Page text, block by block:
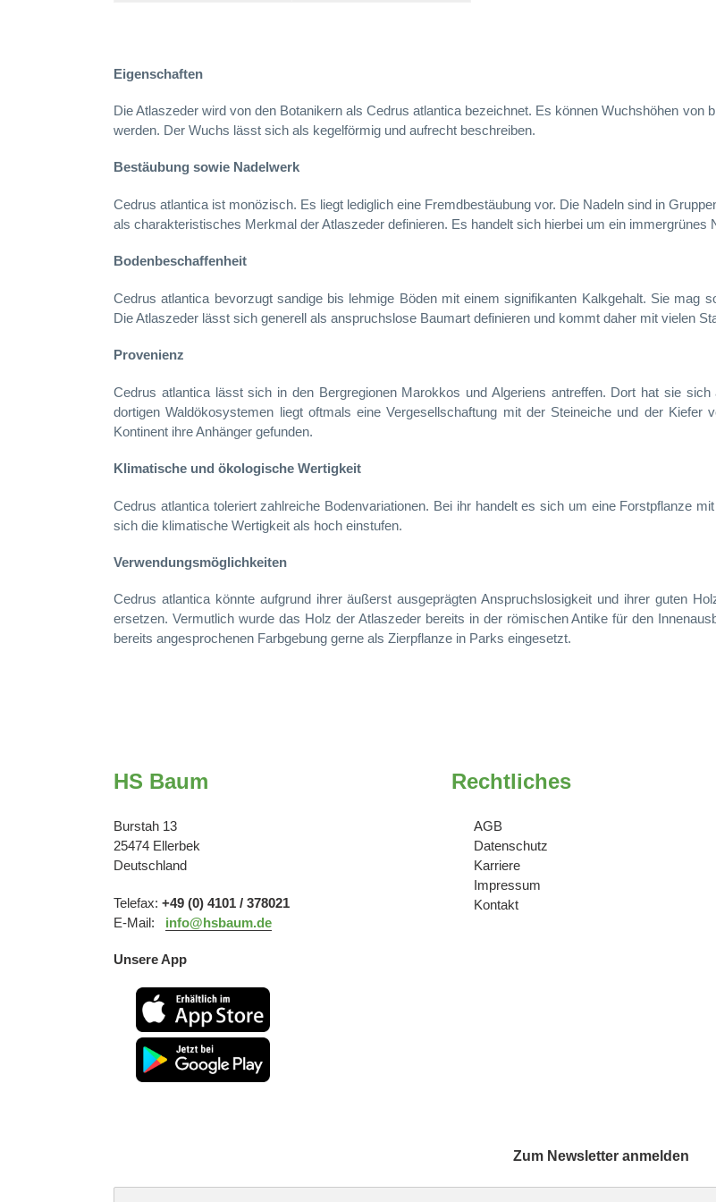
Eigenschaften
Die Atlaszeder wird von den Botanikern als Cedrus atlantica bezeichnet. Es können Wuchshöhen
werden. Der Wuchs lässt sich als kegelförmig und aufrecht beschreiben.
Bestäubung sowie Nadelwerk
Cedrus atlantica ist monözisch. Es liegt lediglich eine Fremdbestäubung vor. Die Nadeln sind in
als charakteristisches Merkmal der Atlaszeder definieren. Es handelt sich hierbei um ein immergrünes
Bodenbeschaffenheit
Cedrus atlantica bevorzugt sandige bis lehmige Böden mit einem signifikanten Kalkgehalt. Sie mag
Die Atlaszeder lässt sich generell als anspruchslose Baumart definieren und kommt daher mit vielen
Provenienz
Cedrus atlantica lässt sich in den Bergregionen Marokkos und Algeriens antreffen. Dort hat sie
dortigen Waldökosystemen liegt oftmals eine Vergesellschaftung mit der Steineiche und der
Kontinent ihre Anhänger gefunden.
Klimatische und ökologische Wertigkeit
Cedrus atlantica toleriert zahlreiche Bodenvariationen. Bei ihr handelt es sich um eine Forstpflanze
sich die klimatische Wertigkeit als hoch einstufen.
Verwendungsmöglichkeiten
Cedrus atlantica könnte aufgrund ihrer äußerst ausgeprägten Anspruchslosigkeit und ihrer guten
ersetzen. Vermutlich wurde das Holz der Atlaszeder bereits in der römischen Antike für den
bereits angesprochenen Farbgebung gerne als Zierpflanze in Parks eingesetzt.
HS Baum
Burstah 13
25474 Ellerbek
Deutschland
Telefax: +49 (0) 4101 / 378021
E-Mail: info@hsbaum.de
Unsere App
Rechtliches
AGB
Datenschutz
Karriere
Impressum
Kontakt
Zum Newsletter anmelden